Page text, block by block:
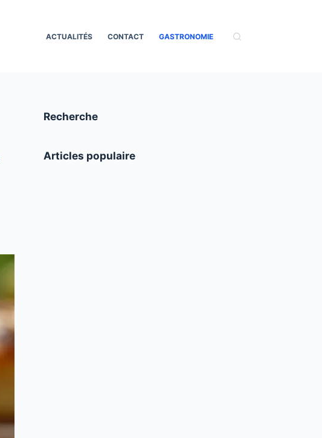
ACTUALITÉS CONTACT GASTRONOMIE
Recherche
Articles populaire